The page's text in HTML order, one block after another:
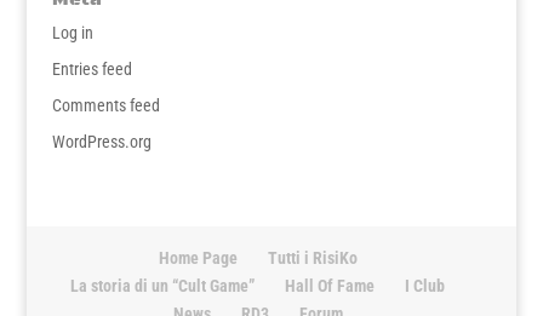
Log in
Entries feed
Comments feed
WordPress.org
Home Page
Tutti i RisiKo
La storia di un “Cult Game”
Hall Of Fame
I Club